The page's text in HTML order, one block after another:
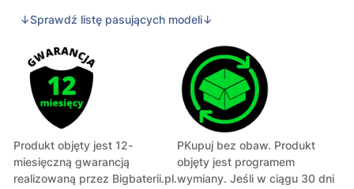
↓Sprawdź listę pasujących modeli↓
Produkt objęty jest 12-
miesięczną gwarancją
realizowaną przez Bigbaterii.pl.
PKupuj bez obaw. Produkt
objęty jest programem
wymiany. Jeśli w ciągu 30 dni